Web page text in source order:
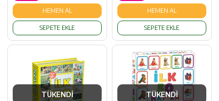
HEMEN AL
SEPETE EKLE
HEMEN AL
SEPETE EKLE
TÜKENDİ TÜKENDİ